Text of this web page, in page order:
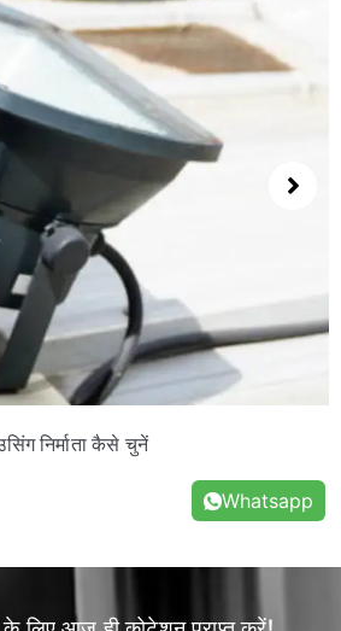
के लिए ट्रैसेबिलिटी में सुधार कैसे
Whatsapp